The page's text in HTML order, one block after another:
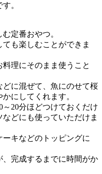
。
定番おやつ。
も楽しむことができま
理にそのまま使うこと
に混ぜて、魚にのせて桜
にしてくれます。
20分ほどつけておくだけ
どにも使っていただけま
キなどのトッピングに
完成するまでに時間がか